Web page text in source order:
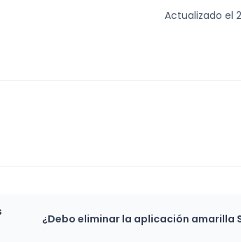
Actualizado el
¿Debo eliminar la aplicación amarilla